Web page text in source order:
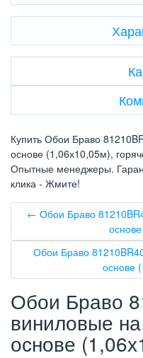
Купить Обои Браво
основе (1,06х10,05м),
Опытные менеджеры.
клика - Жмите!
← Обои Браво
Обои Браво
основе
Обои Браво
виниловые
основе